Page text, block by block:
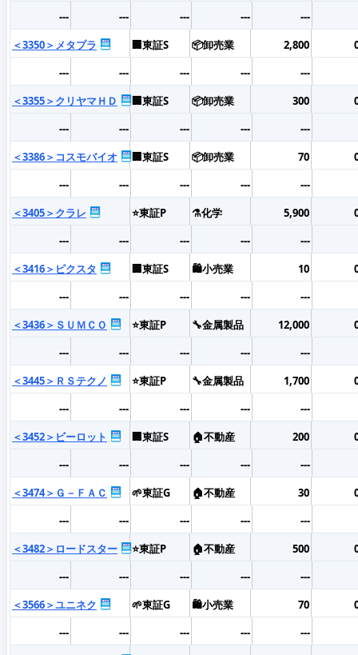
---
--- --- ---
---
＜3350＞メタプラ
🏢東証S 📦卸売業 2,800
---
--- --- ---
---
＜3355＞クリヤマＨＤ
🏢東証S 📦卸売業 300
---
--- --- ---
---
＜3386＞コスモバイオ
🏢東証S 📦卸売業 70
---
--- --- ---
---
＜3405＞クラレ
⭐東証P ⚗️化学 5,900
---
--- --- ---
---
＜3416＞ピクスタ
🏢東証S 🛍️小売業 10
---
--- --- ---
---
＜3436＞ＳＵＭＣＯ
⭐東証P 🔧金属製品 12,000
---
--- --- ---
---
＜3445＞ＲＳテクノ
⭐東証P 🔧金属製品 1,700
---
--- --- ---
---
＜3452＞ビーロット
🏢東証S 🏠不動産 200
---
--- --- ---
---
＜3474＞Ｇ－ＦＡＣ
🌱東証G 🏠不動産 30
---
--- --- ---
---
＜3482＞ロードスター
⭐東証P 🏠不動産 500
---
--- --- ---
---
＜3566＞ユニネク
🌱東証G 🛍️小売業 70
---
--- --- ---
---